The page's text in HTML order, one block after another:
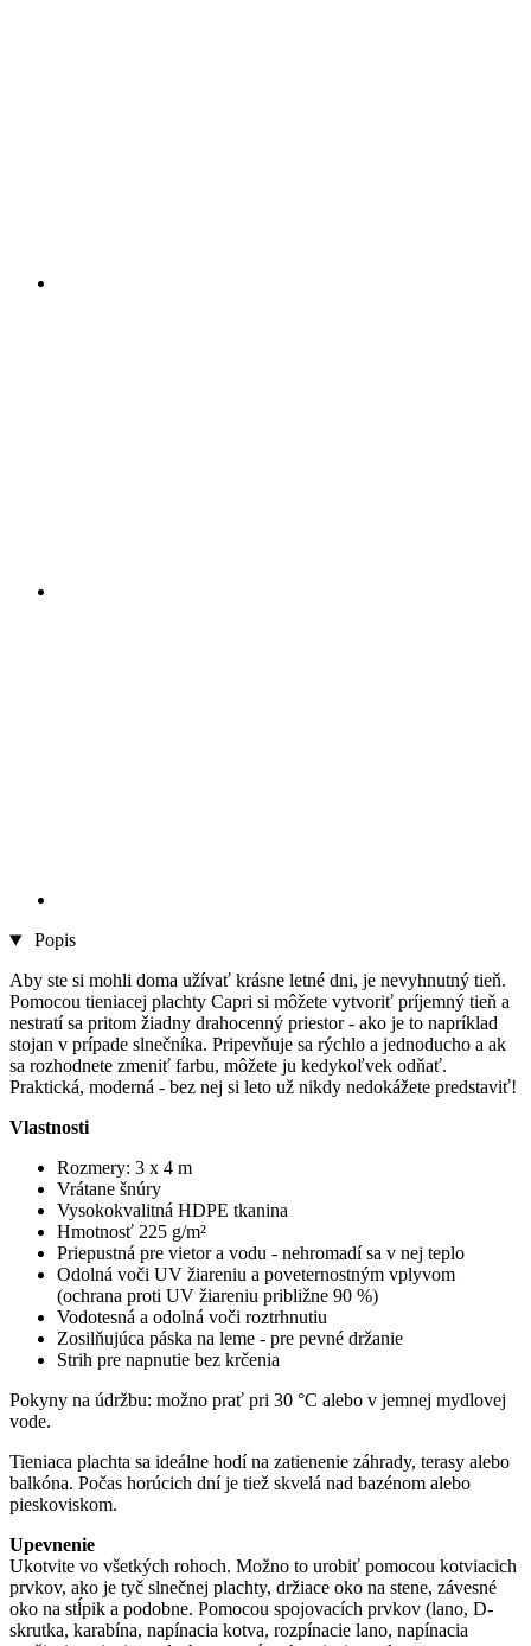
Popis
Aby ste si mohli doma užívať krásne letné dni, je nevyhnutný tieň.
Pomocou tieniacej plachty Capri si môžete vytvoriť príjemný tieň a
nestratí sa pritom žiadny drahocenný priestor - ako je to napríklad
stojan v prípade slnečníka. Pripevňuje sa rýchlo a jednoducho a ak
sa rozhodnete zmeniť farbu, môžete ju kedykoľvek odňať.
Praktická, moderná - bez nej si leto už nikdy nedokážete predstaviť!
Vlastnosti
Rozmery: 3 x 4 m
Vrátane šnúry
Vysokokvalitná HDPE tkanina
Hmotnosť 225 g/m²
Priepustná pre vietor a vodu - nehromadí sa v nej teplo
Odolná voči UV žiareniu a poveternostným vplyvom
(ochrana proti UV žiareniu približne 90 %)
Vodotesná a odolná voči roztrhnutiu
Zosilňujúca páska na leme - pre pevné držanie
Strih pre napnutie bez krčenia
Pokyny na údržbu: možno prať pri 30 °C alebo v jemnej mydlovej
vode.
Tieniaca plachta sa ideálne hodí na zatienenie záhrady, terasy alebo
balkóna. Počas horúcich dní je tiež skvelá nad bazénom alebo
pieskoviskom.
Upevnenie
Ukotvite vo všetkých rohoch. Možno to urobiť pomocou kotviacich
prvkov, ako je tyč slnečnej plachty, držiace oko na stene, závesné
oko na stĺpik a podobne. Pomocou spojovacích prvkov (lano, D-
skrutka, karabína, napínacia kotva, rozpínacie lano, napínacia